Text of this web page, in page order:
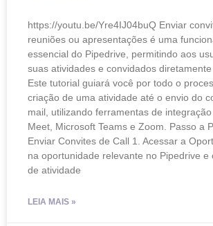
https://youtu.be/Yre4IJ04buQ Enviar
reuniões ou apresentações é uma
essencial do Pipedrive, permitindo aos
suas atividades e convidados diretamente
Este tutorial guiará você por todo o
criação de uma atividade até o envio do
mail, utilizando ferramentas de
Meet, Microsoft Teams e Zoom. Passo a
Enviar Convites de Call 1. Acessar a
na oportunidade relevante no Pipedrive e
de atividade
LEIA MAIS »